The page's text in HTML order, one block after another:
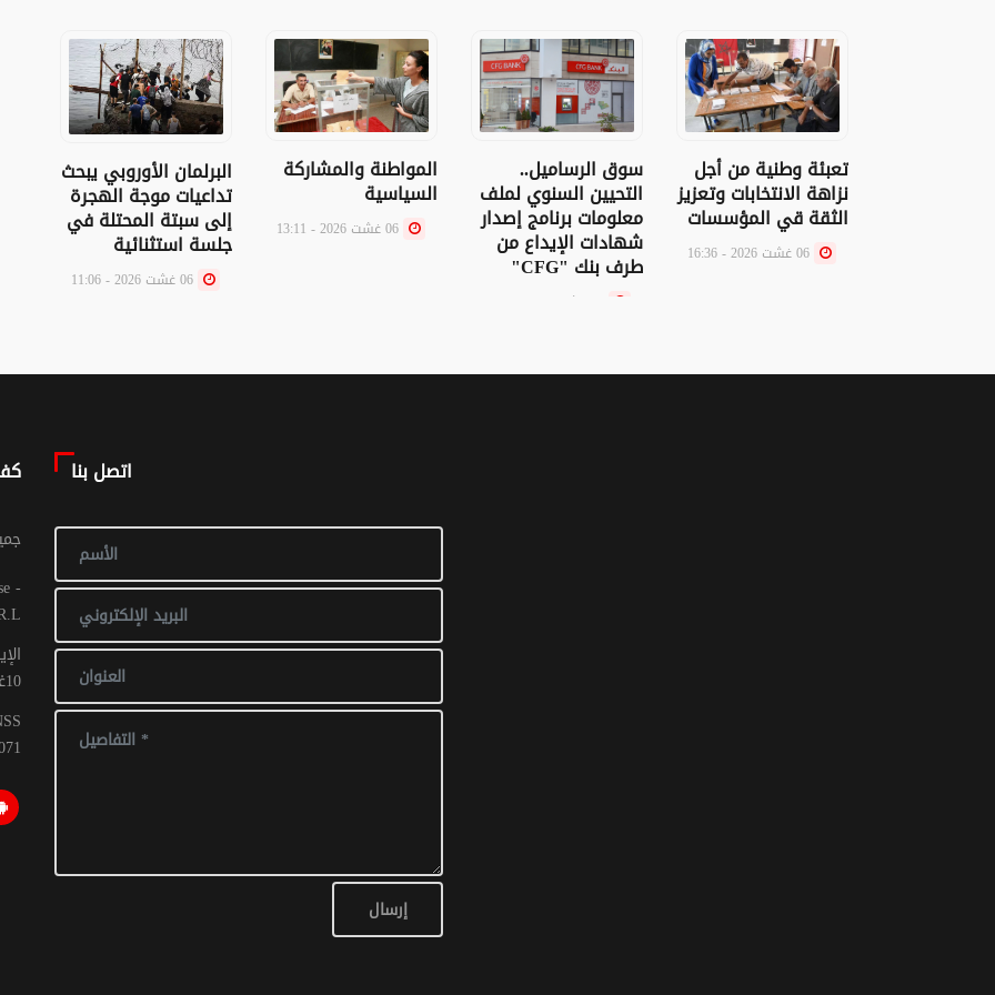
تعبئة وطنية من أجل
نزاهة الانتخابات وتعزيز
الثقة قي المؤسسات
سوق الرساميل..
التحيين السنوي لملف
معلومات برنامج إصدار
شهادات الإيداع من
طرف بنك "CFG"
المواطنة والمشاركة
السياسية
البرلمان الأوروبي يبحث
تداعيات موجة الهجرة
إلى سبتة المحتلة في
جلسة استثنائية
©
10غشت 2016: عدد 1 - 017 ص ح
اتصل بنا